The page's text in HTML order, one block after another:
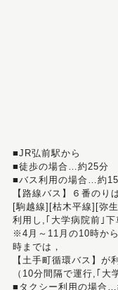
■JR弘前駅から
■徒歩の場合…約25分
■バス利用の場合…約
【路線バス】６番のり
[駒越線][枯木平線][弥
利用し,｢大学病院前｣下
※4月～11月の10時か
時までは，
【土手町循環バス】が
（10分間隔で運行,｢大
■タクシー利用の場合…